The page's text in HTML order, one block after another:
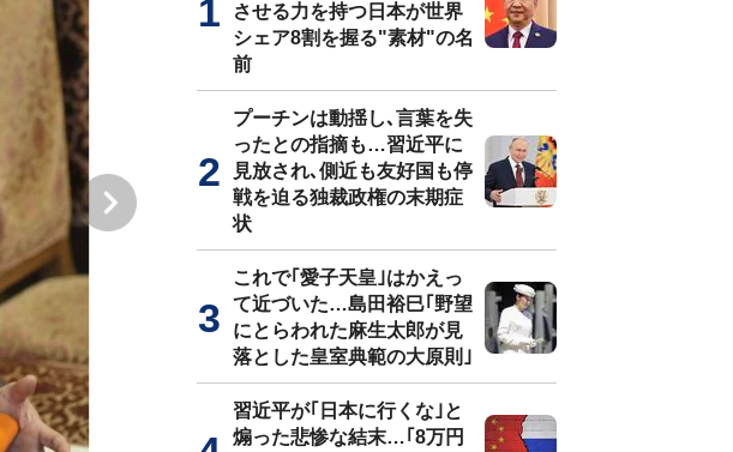
させる力を持つ日本が世界
シェア8割を握る"素材"の名
前
プーチンは動揺し､言葉を失
ったとの指摘も…習近平に
見放され､側近も友好国も停
戦を迫る独裁政権の末期症
状
これで｢愛子天皇｣はかえっ
て近づいた…島田裕巳｢野望
にとらわれた麻生太郎が見
落とした皇室典範の大原則｣
習近平が｢日本に行くな｣と
煽った悲惨な結末…｢8万円